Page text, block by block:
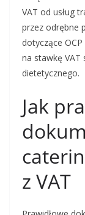
VAT od usług
przez odrębne
dotyczące
na stawkę
dietetycznego.
Jak
z VAT